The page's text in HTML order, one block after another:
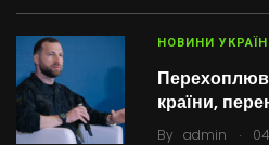
НОВИНИ
країни,
By admin .